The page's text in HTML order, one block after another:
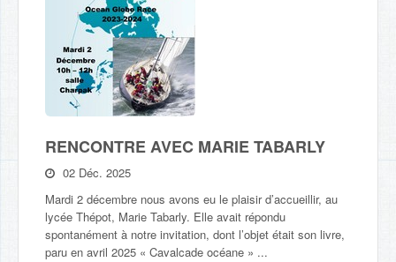
RENCONTRE AVEC MARIE TABARLY
02 Déc. 2025
Mardi 2 décembre nous avons eu le plaisir d’accueillir, au
lycée Thépot, Marie Tabarly. Elle avait répondu
spontanément à notre invitation, dont l’objet était son livre,
paru en avril 2025 « Cavalcade océane » ...